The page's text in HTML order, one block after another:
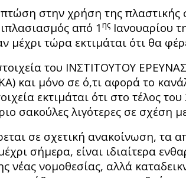
στην χρήση της πλαστικής
από 1 ης Ιανουαρίου
μέχρι τώρα εκτιμάται ότι θα
του ΙΝΣΤΙΤΟΥΤΟΥ
και μόνο σε ό,τι αφορά το
εκτιμάται ότι στο τέλος
σακούλες λιγότερες σε σχέση
σε σχετική ανακοίνωση, τα
σήμερα, είναι ιδιαίτερα
νέας νομοθεσίας, αλλά